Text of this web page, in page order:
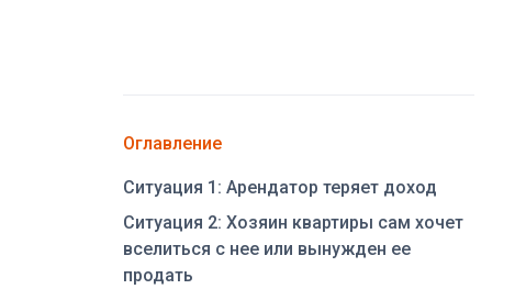
Оглавление
Ситуация 1: Арендатор теряет доход
Ситуация 2: Хозяин квартиры сам хочет
вселиться с нее или вынужден ее
продать